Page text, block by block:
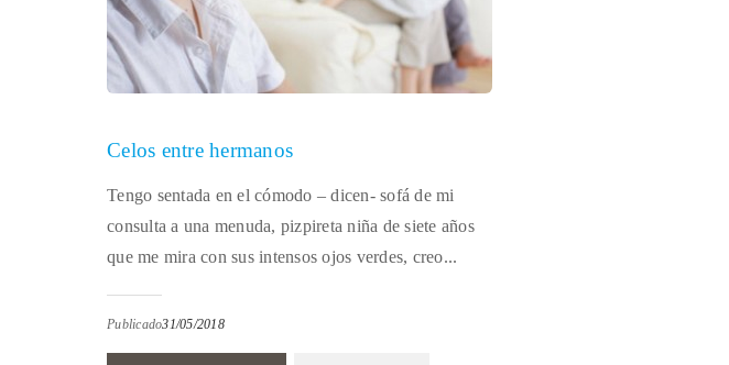
Celos entre hermanos
Tengo sentada en el cómodo – dicen- sofá de mi
consulta a una menuda, pizpireta niña de siete años
que me mira con sus intensos ojos verdes, creo...
Publicado31/05/2018